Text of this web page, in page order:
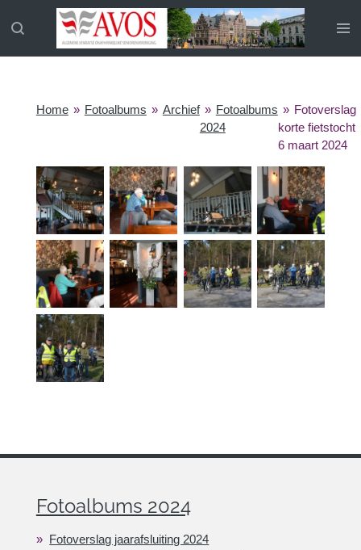
direct
Home » Fotoalbums » Archief » Fotoalbums
2024
» Fotoverslag
korte fietstocht
6 maart 2024
Fotoalbums 2024
Fotoverslag jaarafsluiting 2024